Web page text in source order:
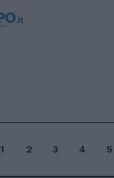
1 2 3 4 5